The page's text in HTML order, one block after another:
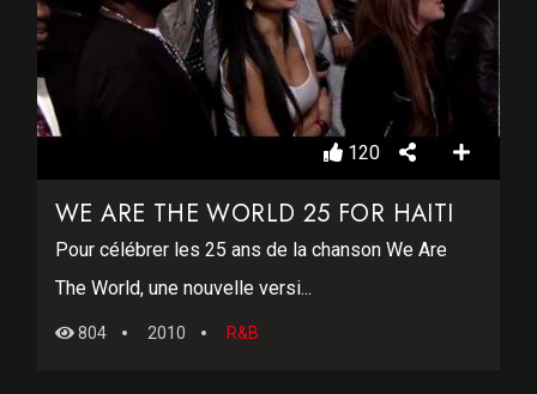
120
WE ARE THE WORLD 25 FOR HAITI
Pour célébrer les 25 ans de la chanson We Are
The World, une nouvelle versi...
804 2010 R&B